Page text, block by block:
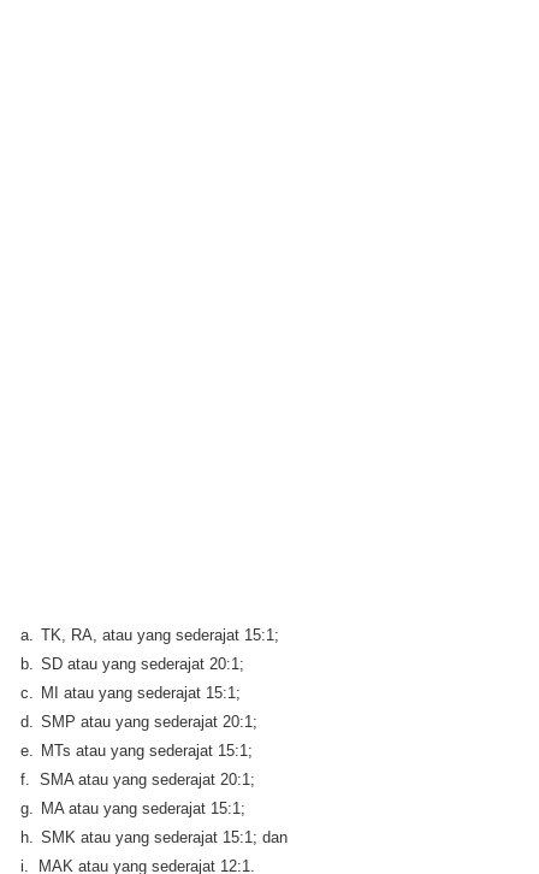
a.
TK, RA, atau yang sederajat 15:1;
b.
SD atau yang sederajat 20:1;
c.
MI atau yang sederajat 15:1;
d.
SMP atau yang sederajat 20:1;
e.
MTs atau yang sederajat 15:1;
f.
SMA atau yang sederajat 20:1;
g.
MA atau yang sederajat 15:1;
h.
SMK atau yang sederajat 15:1; dan
i.
MAK atau yang sederajat 12:1.